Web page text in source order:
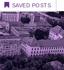
SAVED POSTS